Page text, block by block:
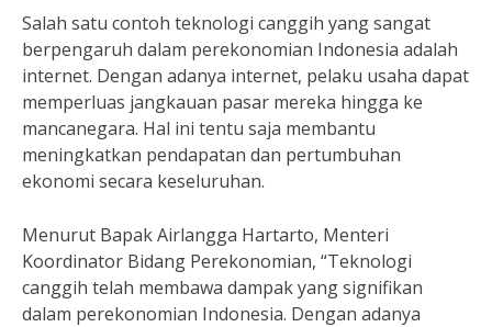
Salah satu contoh teknologi canggih yang sangat
berpengaruh dalam perekonomian Indonesia adalah
internet. Dengan adanya internet, pelaku usaha dapat
memperluas jangkauan pasar mereka hingga ke
mancanegara. Hal ini tentu saja membantu
meningkatkan pendapatan dan pertumbuhan
ekonomi secara keseluruhan.
Menurut Bapak Airlangga Hartarto, Menteri
Koordinator Bidang Perekonomian, “Teknologi
canggih telah membawa dampak yang signifikan
dalam perekonomian Indonesia. Dengan adanya